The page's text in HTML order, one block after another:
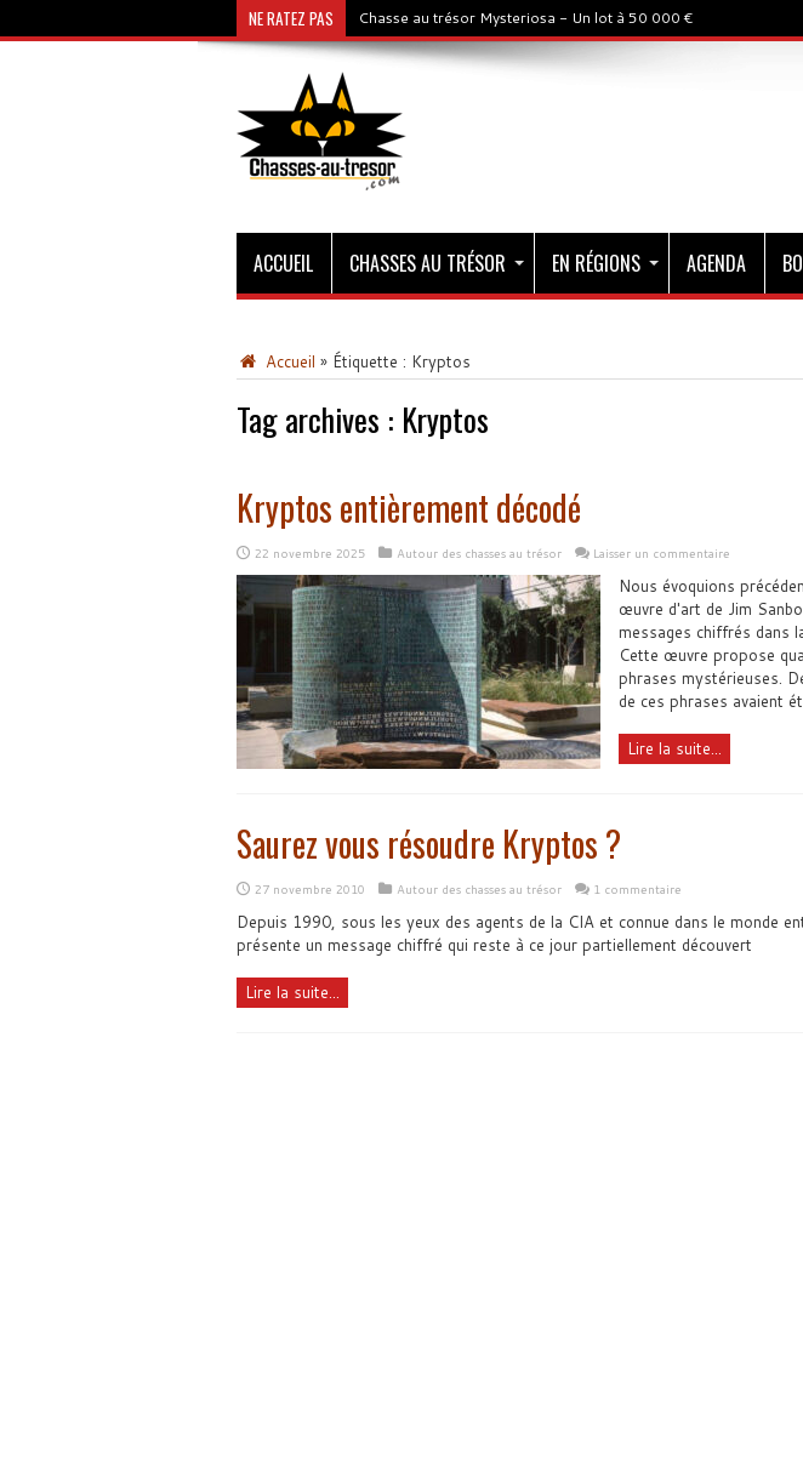
NE RATEZ PAS Chasse au trésor Mysteriosa - Un lot à 50 000 €
ACCUEIL CHASSES AU TRÉSOR EN RÉGIONS AGENDA
Accueil » Étiquette : Kryptos
Tag archives : Kryptos
Kryptos entièrement décodé
22 novembre 2025 Autour des chasses au trésor Laisser un commentaire
Nous évoquions
œuvre d'art de Jim
messages chiffrés dans
Cette œuvre propose
phrases mystérieuses.
de ces phrases avaient
Lire la suite...
Saurez vous résoudre Kryptos ?
27 novembre 2010 Autour des chasses au trésor 1 commentaire
Depuis 1990, sous les yeux des agents de la CIA et connue dans le monde
présente un message chiffré qui reste à ce jour partiellement découvert
Lire la suite...